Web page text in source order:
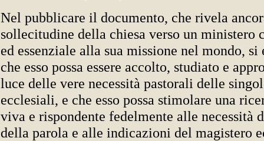
Nel pubblicare il documento, che rivela
sollecitudine della chiesa verso un ministero
ed essenziale alla sua missione nel mondo,
che esso possa essere accolto, studiato e
luce delle vere necessità pastorali delle
ecclesiali, e che esso possa stimolare una
viva e rispondente fedelmente alle necessità
della parola e alle indicazioni del magistero